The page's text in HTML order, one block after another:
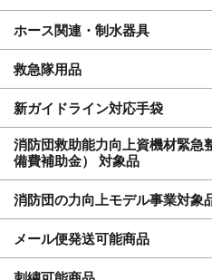
ホース関連・制水器具
救急隊用品
新ガイドライン対応手袋
消防団救助能力向上資機材緊急
備費補助金） 対象品
消防団の力向上モデル事業対象
メール便発送可能商品